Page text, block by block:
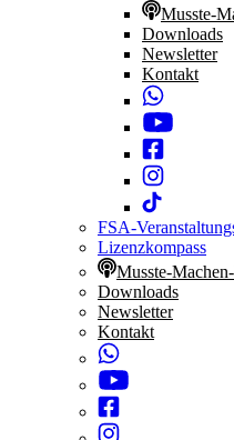
Musste-
Downloads
Newsletter
Kontakt
FSA-
Lizenzkompass
Musste-
Downloads
Newsletter
Kontakt